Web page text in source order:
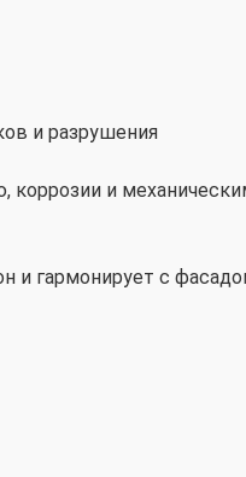
и разрушения
коррозии и
и гармонирует с